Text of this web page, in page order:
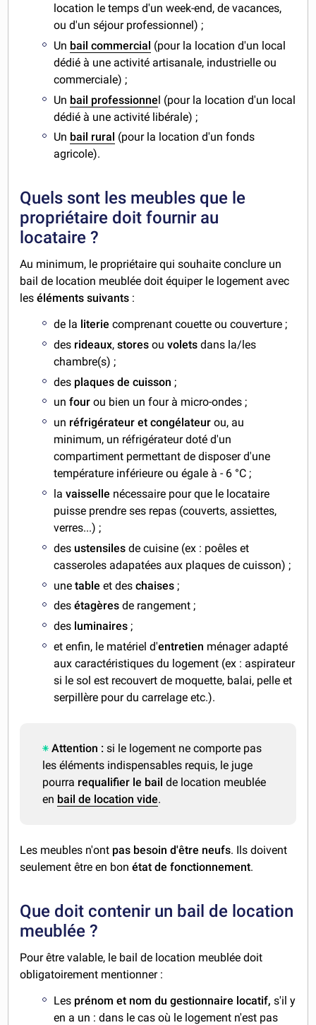
location le temps d'un week-end, de vacances,
ou d'un séjour professionnel) ;
Un bail commercial (pour la location d'un local
dédié à une activité artisanale, industrielle ou
commerciale) ;
Un bail professionnel (pour la location d'un local
dédié à une activité libérale) ;
Un bail rural (pour la location d'un fonds
agricole).
Quels sont les meubles que le
propriétaire doit fournir au
locataire ?
Au minimum, le propriétaire qui souhaite conclure un
bail de location meublée doit équiper le logement avec
leséléments suivants :
de la literie comprenant couette ou couverture ;
des rideaux,stores ouvoletsdans la/les
chambre(s) ;
des plaques de cuisson ;
unfour ou bien un four à micro-ondes ;
un réfrigérateur et congélateur ou, au
minimum, un réfrigérateur doté d'un
compartiment permettant de disposer d'une
température inférieure ou égale à - 6 °C ;
lavaisselle nécessaire pour que le locataire
puisse prendre ses repas (couverts, assiettes,
verres...) ;
des ustensiles de cuisine (ex : poêles et
casseroles adapatées aux plaques de cuisson) ;
unetableet des chaises ;
desétagères de rangement ;
des luminaires ;
et enfin, le matériel d'entretien ménager adapté
aux caractéristiques du logement (ex : aspirateur
si le sol est recouvert de moquette, balai, pelle et
serpillère pour du carrelage etc.).
Attention : si le logement ne comporte pas
les éléments indispensables requis, le juge
pourra requalifier le bail de location meublée
en bail de location vide.
Les meubles n'ont pas besoin d'être neufs. Ils doivent
seulement être en bon état de fonctionnement.
Que doit contenir un bail de location
meublée ?
Pour être valable, le bail de location meublée doit
obligatoirement mentionner :
Les prénom et nom du gestionnaire locatif, s'il y
en a un : dans le cas où le logement n'est pas